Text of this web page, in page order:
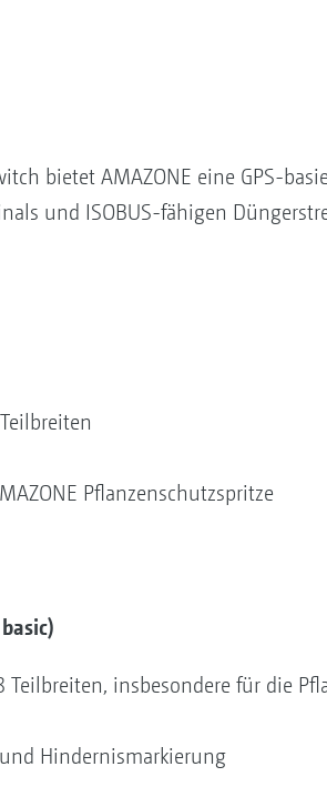
bietet AMAZONE eine GPS-
und ISOBUS-fähigen
Pflanzenschutzspritze
insbesondere für die
Hindernismarkierung